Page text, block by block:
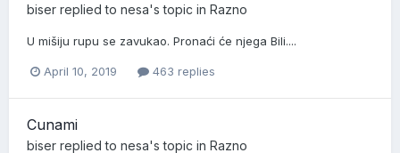
biser replied to nesa's topic in Razno
U mišiju rupu se zavukao. Pronaći će njega Bili....
April 10, 2019 463 replies
Cunami
biser replied to nesa's topic in Razno